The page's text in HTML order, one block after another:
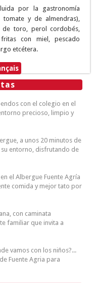
por la gastronomía
y de almendras),
de toro, perol cordobés,
con miel, pescado
etcétera.
con el colegio en el
precioso, limpio y
a unos 20 minutos de
entorno, disfrutando de
el Albergue Fuente Agría
comida y mejor tato por
con caminata
familiar que invita a
vamos con los niños?...
Fuente Agria para